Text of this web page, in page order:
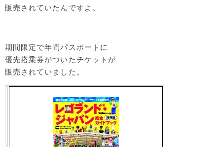
販売されていたんですよ。
期間限定で年間パスポートに
優先搭乗券がついたチケットが
販売されていました。